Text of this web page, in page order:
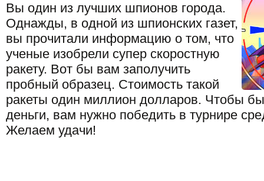
Вы один из лучших шпионов города.
Однажды, в одной из шпионских газет,
вы прочитали информацию о том, что
ученые изобрели супер скоростную
ракету. Вот бы вам заполучить
пробный образец. Стоимость такой
ракеты один миллион долларов. Чтобы
деньги, вам нужно победить в турнире
Желаем удачи!